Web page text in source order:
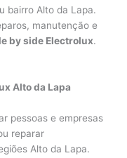
bairro Alto da Lapa.
manutenção e
by side Electrolux.
Alto da Lapa
pessoas e empresas
reparar
Alto da Lapa.